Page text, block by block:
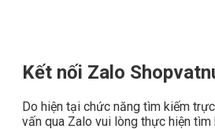
Kết nối Zalo
Do hiện tại chức năng tìm kiếm
vấn qua Zalo vui lòng thực hiện tìm